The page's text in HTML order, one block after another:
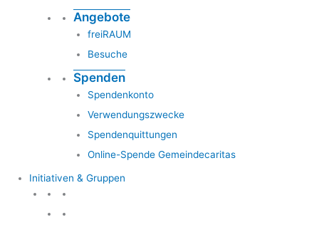
Angebote
freiRAUM
Besuche
Spenden
Spendenkonto
Verwendungszwecke
Spendenquittungen
Online-Spende Gemeindecaritas
Initiativen & Gruppen